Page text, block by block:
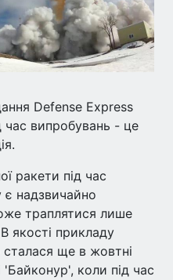
Defense Express
випробувань - це
ракети під час
є надзвичайно
траплятися лише
якості прикладу
ще в жовтні
коли під час